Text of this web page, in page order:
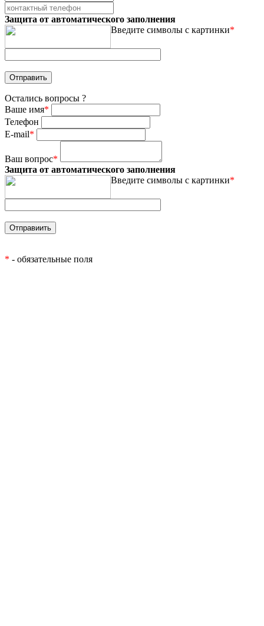
Защита от автоматического заполнения
Введите символы с картинки*
Остались вопросы ?
Ваше имя*
Телефон
E-mail*
Ваш вопрос*
Защита от автоматического заполнения
Введите символы с картинки*
* - обязательные поля